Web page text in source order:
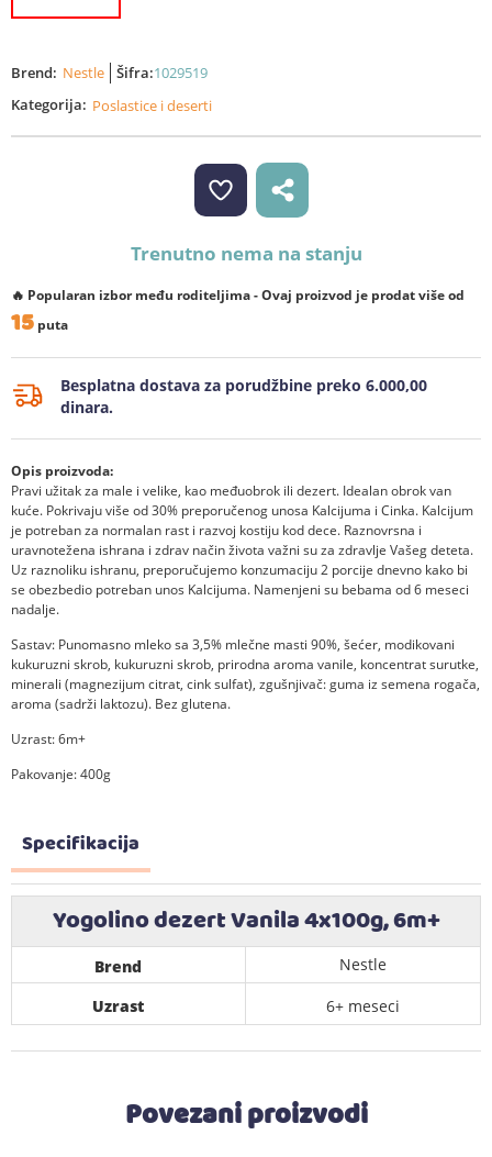
Brend: Nestle Šifra:1029519
Kategorija: Poslastice i deserti
Trenutno nema na stanju
🔥 Popularan izbor među roditeljima - Ovaj proizvod je prodat više od
15 puta
Besplatna dostava za porudžbine preko 6.000,00
dinara.
Opis proizvoda:
Pravi užitak za male i velike, kao međuobrok ili dezert. Idealan obrok van
kuće. Pokrivaju više od 30% preporučenog unosa Kalcijuma i Cinka. Kalcijum
je potreban za normalan rast i razvoj kostiju kod dece. Raznovrsna i
uravnotežena ishrana i zdrav način života važni su za zdravlje Vašeg deteta.
Uz raznoliku ishranu, preporučujemo konzumaciju 2 porcije dnevno kako bi
se obezbedio potreban unos Kalcijuma. Namenjeni su bebama od 6 meseci
nadalje.
Sastav: Punomasno mleko sa 3,5% mlečne masti 90%, šećer, modikovani
kukuruzni skrob, kukuruzni skrob, prirodna aroma vanile, koncentrat surutke,
minerali (magnezijum citrat, cink sulfat), zgušnjivač: guma iz semena rogača,
aroma (sadrži laktozu). Bez glutena.
Uzrast: 6m+
Pakovanje: 400g
Specifikacija
Yogolino dezert Vanila 4x100g, 6m+
Brend
Nestle
Uzrast
6+ meseci
Povezani proizvodi